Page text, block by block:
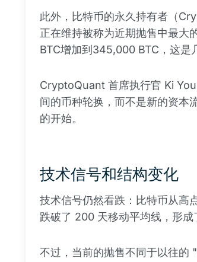
此外，比特币的永久持有者（
正在维持被称为近期抛售中最大
BTC增加到345,000 BTC，这是
CryptoQuant 首席执行官 Ki
间的币种轮换，而不是新的资本
的开始。
技术信号和结构变化
技术信号仍然看跌：比特币从高
跌破了 200 天移动平均线，形成
不过，当前的抛售不同于以往的